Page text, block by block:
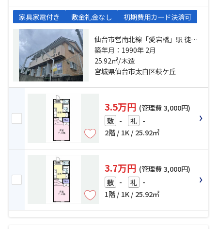
家具家電付き 敷金礼金なし 初期費用カード決済可
仙台市営南北線「愛宕橋」駅 徒歩
20分 仙台市営南北線「五橋」駅 徒
歩25分 仙台市営南北線「河原町」
駅 徒歩26分
築年月：1990年 2月
25.92㎡/木造
宮城県仙台市太白区萩ケ丘
3.5万円 (管理費 3,000円)
敷 - 礼 -
2階 / 1K / 25.92㎡
3.7万円 (管理費 3,000円)
敷 - 礼 -
1階 / 1K / 25.92㎡